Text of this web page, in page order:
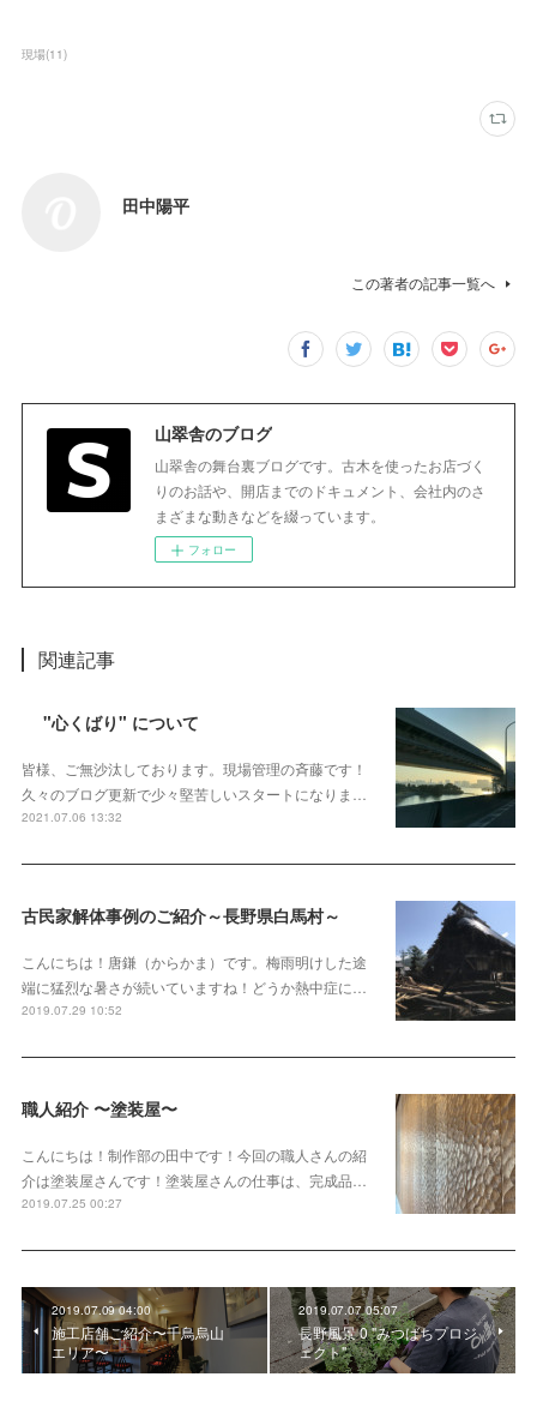
現場(11)
田中陽平
この著者の記事一覧へ
山翠舎のブログ
山翠舎の舞台裏ブログです。古木を使ったお店づく
りのお話や、開店までのドキュメント、会社内のさ
まざまな動きなどを綴っています。
フォロー
関連記事
"心くばり" について
皆様、ご無沙汰しております。現場管理の斉藤です！
久々のブログ更新で少々堅苦しいスタートになりま…
2021.07.06 13:32
古民家解体事例のご紹介～長野県白馬村～
こんにちは！唐鎌（からかま）です。梅雨明けした途
端に猛烈な暑さが続いていますね！どうか熱中症に…
2019.07.29 10:52
職人紹介 〜塗装屋〜
こんにちは！制作部の田中です！今回の職人さんの紹
介は塗装屋さんです！塗装屋さんの仕事は、完成品…
2019.07.25 00:27
2019.07.09 04:00
施工店舗ご紹介〜千鳥烏山
エリア〜
2019.07.07 05:07
長野風景 0 "みつばちプロジ
ェクト"